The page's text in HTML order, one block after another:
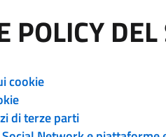
POLICY
cookie
di terze parti